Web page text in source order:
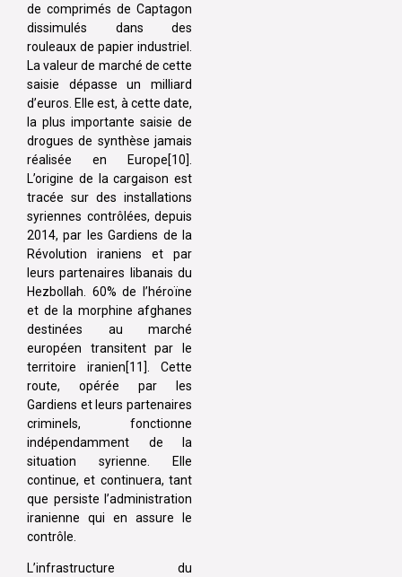
de comprimés de Captagon
dissimulés dans des
rouleaux de papier industriel.
La valeur de marché de cette
saisie dépasse un milliard
d’euros. Elle est, à cette date,
la plus importante saisie de
drogues de synthèse jamais
réalisée en Europe[10].
L’origine de la cargaison est
tracée sur des installations
syriennes contrôlées, depuis
2014, par les Gardiens de la
Révolution iraniens et par
leurs partenaires libanais du
Hezbollah. 60% de l’héroïne
et de la morphine afghanes
destinées au marché
européen transitent par le
territoire iranien[11]. Cette
route, opérée par les
Gardiens et leurs partenaires
criminels, fonctionne
indépendamment de la
situation syrienne. Elle
continue, et continuera, tant
que persiste l’administration
iranienne qui en assure le
contrôle.
L’infrastructure du